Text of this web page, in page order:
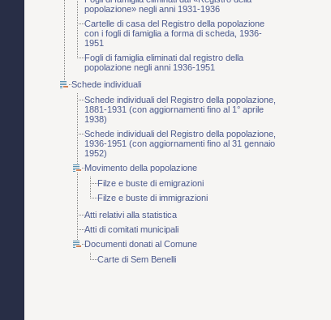
popolazione» negli anni 1931-1936
Cartelle di casa del Registro della popolazione
con i fogli di famiglia a forma di scheda, 1936-
1951
Fogli di famiglia eliminati dal registro della
popolazione negli anni 1936-1951
Schede individuali
Schede individuali del Registro della popolazione,
1881-1931 (con aggiornamenti fino al 1° aprile
1938)
Schede individuali del Registro della popolazione,
1936-1951 (con aggiornamenti fino al 31 gennaio
1952)
Movimento della popolazione
Filze e buste di emigrazioni
Filze e buste di immigrazioni
Atti relativi alla statistica
Atti di comitati municipali
Documenti donati al Comune
Carte di Sem Benelli